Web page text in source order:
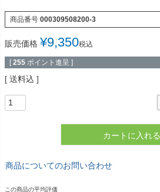
商品番号 000309508200-3
販売価格 ¥9,350税込
[ 255 ポイント進呈 ]
送料込
カートに入れる
商品についてのお問い合わせ